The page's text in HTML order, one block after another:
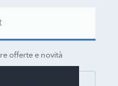
offerte e novità